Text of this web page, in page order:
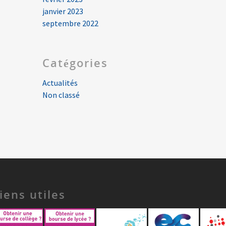
janvier 2023
septembre 2022
Catégories
Actualités
Non classé
utiles